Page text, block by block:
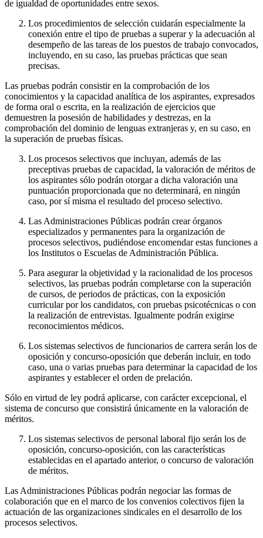
de igualdad de oportunidades entre sexos.
Los procedimientos de selección cuidarán especialmente la
conexión entre el tipo de pruebas a superar y la adecuación al
desempeño de las tareas de los puestos de trabajo convocados,
incluyendo, en su caso, las pruebas prácticas que sean
precisas.
Las pruebas podrán consistir en la comprobación de los
conocimientos y la capacidad analítica de los aspirantes, expresados
de forma oral o escrita, en la realización de ejercicios que
demuestren la posesión de habilidades y destrezas, en la
comprobación del dominio de lenguas extranjeras y, en su caso, en
la superación de pruebas físicas.
Los procesos selectivos que incluyan, además de las
preceptivas pruebas de capacidad, la valoración de méritos de
los aspirantes sólo podrán otorgar a dicha valoración una
puntuación proporcionada que no determinará, en ningún
caso, por sí misma el resultado del proceso selectivo.
Las Administraciones Públicas podrán crear órganos
especializados y permanentes para la organización de
procesos selectivos, pudiéndose encomendar estas funciones a
los Institutos o Escuelas de Administración Pública.
Para asegurar la objetividad y la racionalidad de los procesos
selectivos, las pruebas podrán completarse con la superación
de cursos, de periodos de prácticas, con la exposición
curricular por los candidatos, con pruebas psicotécnicas o con
la realización de entrevistas. Igualmente podrán exigirse
reconocimientos médicos.
Los sistemas selectivos de funcionarios de carrera serán los de
oposición y concurso-oposición que deberán incluir, en todo
caso, una o varias pruebas para determinar la capacidad de los
aspirantes y establecer el orden de prelación.
Sólo en virtud de ley podrá aplicarse, con carácter excepcional, el
sistema de concurso que consistirá únicamente en la valoración de
méritos.
Los sistemas selectivos de personal laboral fijo serán los de
oposición, concurso-oposición, con las características
establecidas en el apartado anterior, o concurso de valoración
de méritos.
Las Administraciones Públicas podrán negociar las formas de
colaboración que en el marco de los convenios colectivos fijen la
actuación de las organizaciones sindicales en el desarrollo de los
procesos selectivos.